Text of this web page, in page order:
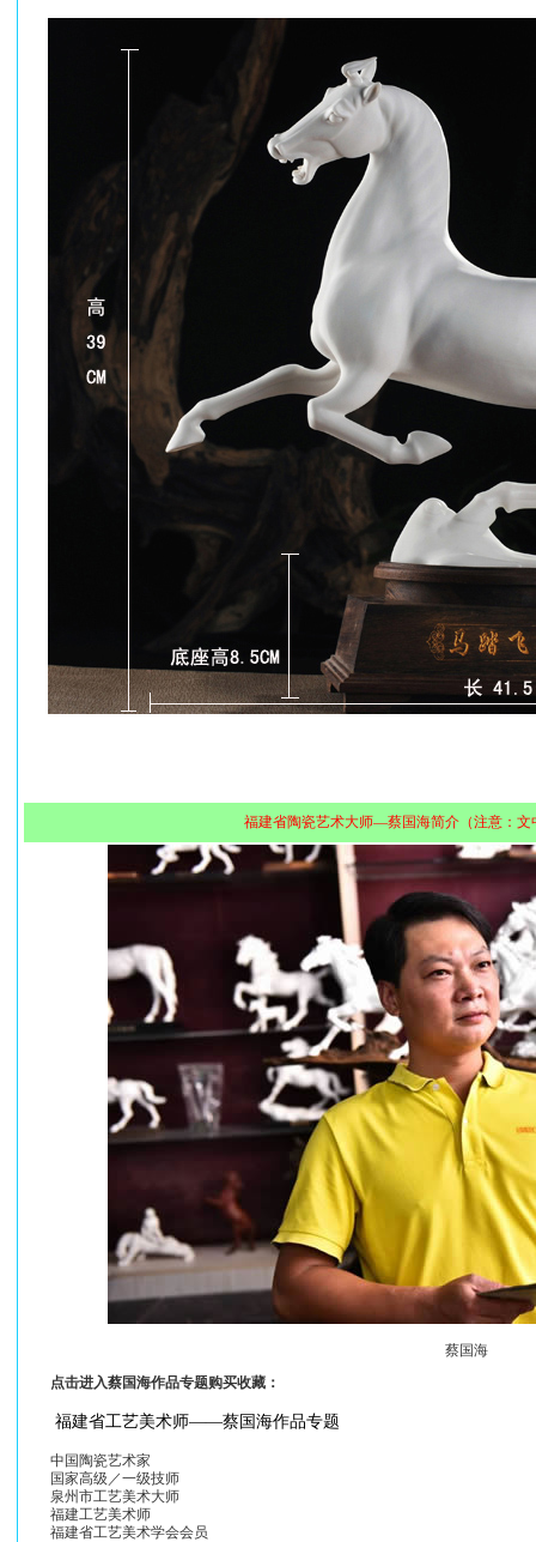
福建省陶瓷艺术大师—蔡国海简介（注意：文
蔡国海
点击进入蔡国海作品专题购买收藏：
福建省工艺美术师——蔡国海作品专题
中国陶瓷艺术家
国家高级／一级技师
泉州市工艺美术大师
福建工艺美术师
福建省工艺美术学会会员